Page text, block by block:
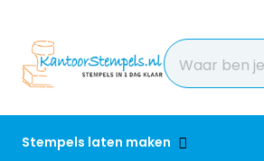
Stempels laten maken